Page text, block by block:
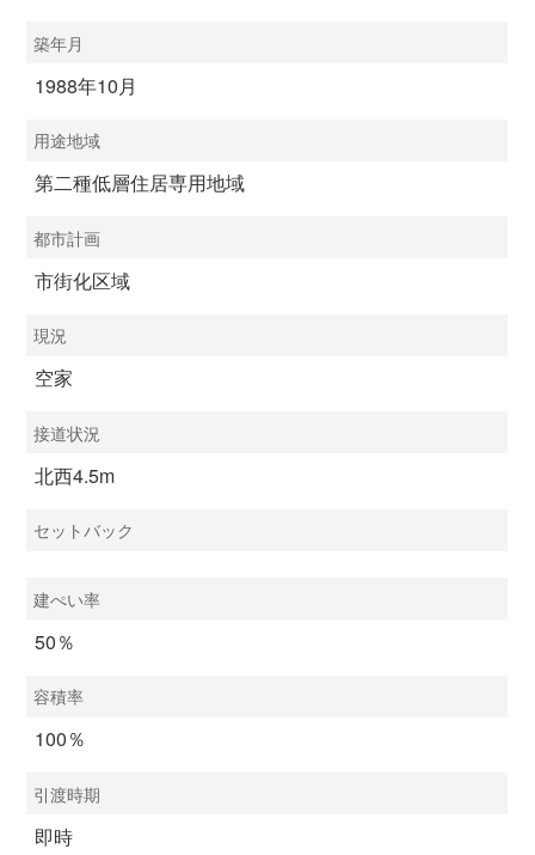
築年月
1988年10月
用途地域
第二種低層住居専用地域
都市計画
市街化区域
現況
空家
接道状況
北西4.5m
セットバック
建ぺい率
50％
容積率
100％
引渡時期
即時